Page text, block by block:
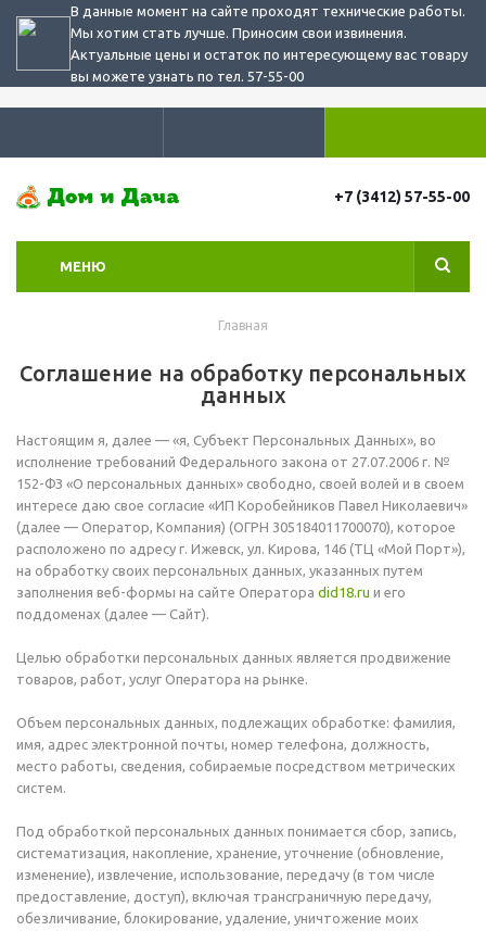
В данные момент на сайте проходят технические работы.
Мы хотим стать лучше. Приносим свои извинения.
Актуальные цены и остаток по интересующему вас товару
вы можете узнать по тел. 57-55-00
+7 (3412) 57-55-00
МЕНЮ
Главная
Соглашение на обработку персональных
данных
Настоящим я, далее — «я, Субъект Персональных Данных», во
исполнение требований Федерального закона от 27.07.2006 г. №
152-ФЗ «О персональных данных» свободно, своей волей и в своем
интересе даю свое согласие «ИП Коробейников Павел Николаевич»
(далее — Оператор, Компания) (ОГРН 305184011700070), которое
расположено по адресу г. Ижевск, ул. Кирова, 146 (ТЦ «Мой Порт»),
на обработку своих персональных данных, указанных путем
заполнения веб-формы на сайте Оператора did18.ru и его
поддоменах (далее — Сайт).
Целью обработки персональных данных является продвижение
товаров, работ, услуг Оператора на рынке.
Объем персональных данных, подлежащих обработке: фамилия,
имя, адрес электронной почты, номер телефона, должность,
место работы, сведения, собираемые посредством метрических
систем.
Под обработкой персональных данных понимается сбор, запись,
систематизация, накопление, хранение, уточнение (обновление,
изменение), извлечение, использование, передачу (в том числе
предоставление, доступ), включая трансграничную передачу,
обезличивание, блокирование, удаление, уничтожение моих